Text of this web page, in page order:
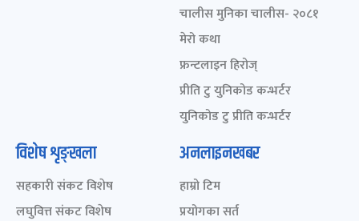
चालीस मुनिका चालीस- २०८१
मेरो कथा
फ्रन्टलाइन हिरोज्
प्रीति टु युनिकोड कन्भर्टर
युनिकोड टु प्रीति कन्भर्टर
विशेष शृङ्खला
सहकारी संकट विशेष
लघुवित्त संकट विशेष
अनलाइनखबर
हाम्रो टिम
प्रयोगका सर्त